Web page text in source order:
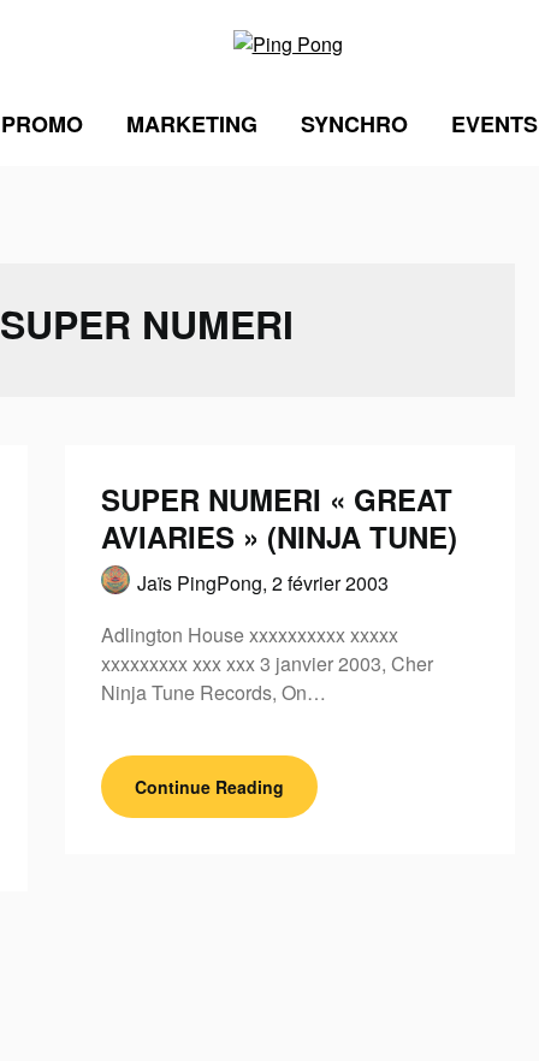
PROMO MARKETING SYNCHRO EVENTS
SUPER NUMERI
SUPER NUMERI « GREAT
AVIARIES » (NINJA TUNE)
Jaïs PingPong, 2 février 2003
Adlington House xxxxxxxxxx xxxxx
xxxxxxxxx xxx xxx 3 janvier 2003, Cher
Ninja Tune Records, On…
Continue Reading